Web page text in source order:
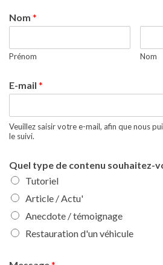
Nom *
Prénom Nom
E-mail *
Veuillez saisir votre e-mail, afin que nous
le suivi.
Quel type de contenu souhaitez-
Tutoriel
Article / Actu'
Anecdote / témoignage
Restauration d'un véhicule